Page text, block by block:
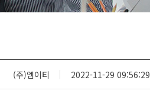
(주)엠이티 2022-11-29 09:56:29